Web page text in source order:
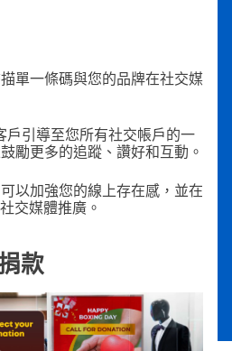
單一條碼與您的品牌在社交媒
戶引導至您所有社交帳戶的一
勵更多的追蹤、讚好和互動。
以加強您的線上存在感，並在
交媒體推廣。
款